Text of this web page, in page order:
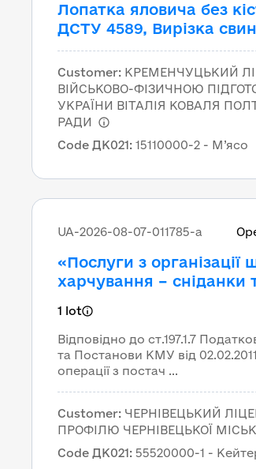
Лопатка яловича без
ДСТУ 4589, Вирізка
ДСТУ 4590, Філе
перша категорія, ДСТУ
пакування
Customer: КРЕМЕНЧУЦЬКИЙ
ВІЙСЬКОВО-ФІЗИЧНОЮ
УКРАЇНИ ВІТАЛІЯ КОВАЛЯ
РАДИ
Code ДК021: 15110000-2 - М’ясо
UA-2026-08-07-011785-a
«Послуги з організації
харчування – сніданки
1 lot
Відповідно до ст.197.1.7
та Постанови КМУ від
операції з постач ...
Customer: ЧЕРНІВЕЦЬКИЙ
ПРОФІЛЮ ЧЕРНІВЕЦЬКОЇ
Code ДК021: 55520000-1 -